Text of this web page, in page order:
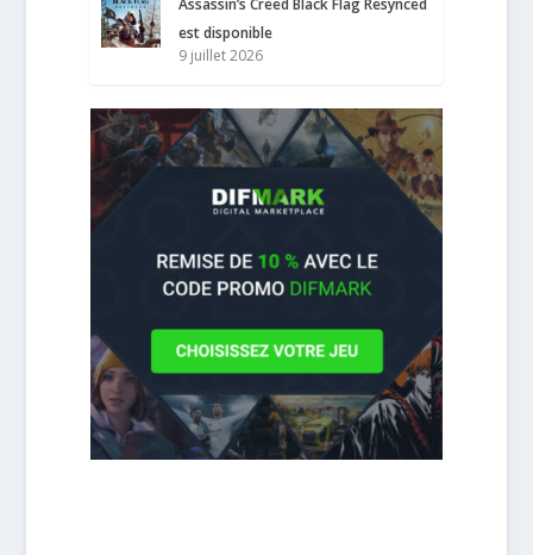
Assassin’s Creed Black Flag Resynced
est disponible
9 juillet 2026